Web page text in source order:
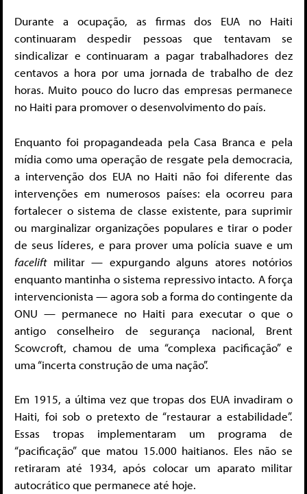
Durante a ocupação, as firmas dos EUA no Haiti
continuaram despedir pessoas que tentavam se
sindicalizar e continuaram a pagar trabalhadores dez
centavos a hora por uma jornada de trabalho de dez
horas. Muito pouco do lucro das empresas permanece
no Haiti para promover o desenvolvimento do país.
Enquanto foi propagandeada pela Casa Branca e pela
mídia como uma operação de resgate pela democracia,
a intervenção dos EUA no Haiti não foi diferente das
intervenções em numerosos países: ela ocorreu para
fortalecer o sistema de classe existente, para suprimir
ou marginalizar organizações populares e tirar o poder
de seus líderes, e para prover uma polícia suave e um
faceliftmilitar — expurgando alguns atores notórios
enquanto mantinha o sistema repressivo intacto. A força
intervencionista — agora sob a forma do contingente da
ONU — permanece no Haiti para executar o que o
antigo conselheiro de segurança nacional, Brent
Scowcroft, chamou de uma “complexa pacificação” e
uma “incerta construção de uma nação”.
Em 1915, a última vez que tropas dos EUA invadiram o
Haiti, foi sob o pretexto de “restaurar a estabilidade”.
Essas tropas implementaram um programa de
“pacificação” que matou 15.000 haitianos. Eles não se
retiraram até 1934, após colocar um aparato militar
autocrático que permanece até hoje.